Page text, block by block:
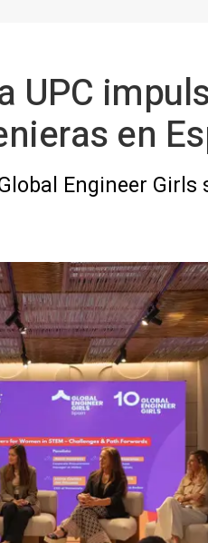
UPC
en
Engineer